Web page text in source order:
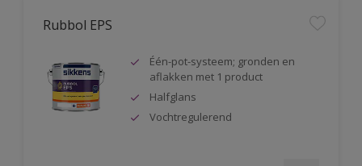
Rubbol EPS
Één-pot-systeem; gronden en
aflakken met 1 product
Halfglans
Vochtregulerend